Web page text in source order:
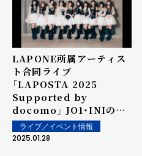
LAPONE所属アーティス
ト合同ライブ
「LAPOSTA 2025
Supported by
docomo」 JO1・INIのソ
ロステージやME:Iのファ
ンミーティングで幕開け！
ライブ／イベント情報
2025.01.28